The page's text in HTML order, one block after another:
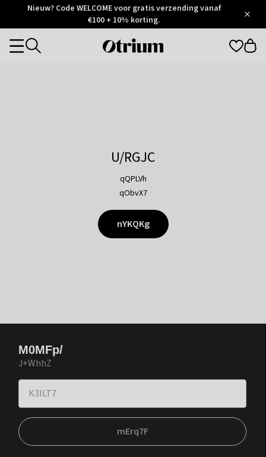
Otrium
Trustpilot
Nieuw? Code WELCOME voor gratis verzending vanaf
€100 + 10% korting.
Otrium
Categories
U/RGJC
qQPLVh
qObvX7
nYKQKg
M0MFp/
J+WhhZ
mErq7F